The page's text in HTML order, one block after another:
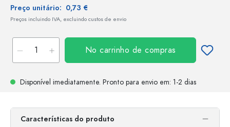
Preço unitário: 0,73 €
Preços incluindo IVA, excluindo custos de envio
No carrinho de compras
Disponível imediatamente. Pronto para envio em: 1-2 dias
Características do produto